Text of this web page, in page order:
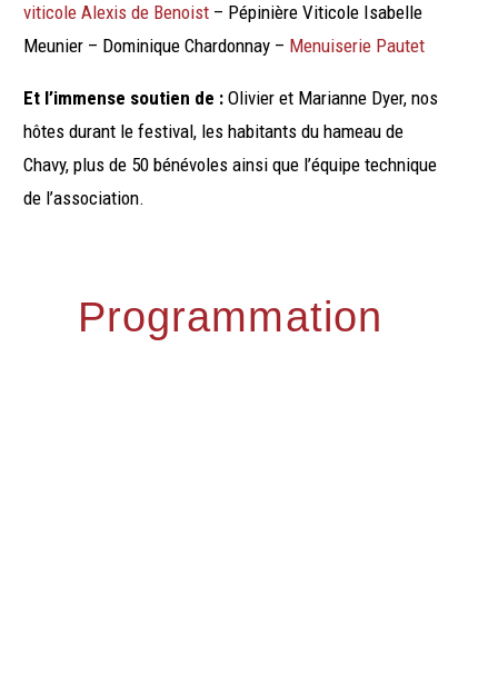
viticole Alexis de Benoist– Pépinière Viticole Isabelle
Meunier – Dominique Chardonnay – Menuiserie Pautet
Et l’immense soutien de :Olivier et Marianne Dyer, nos
hôtes durant le festival, les habitants du hameau de
Chavy, plus de 50 bénévoles ainsi que l’équipe technique
de l’association.
Programmation